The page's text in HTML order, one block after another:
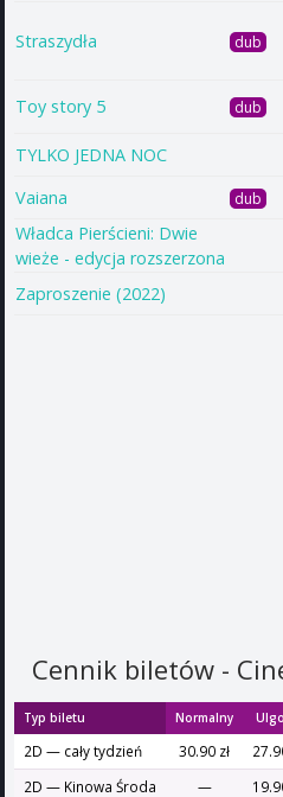
Straszydła dub
Toy story 5 dub
TYLKO JEDNA NOC
Vaiana dub
Władca Pierścieni: Dwie
wieże - edycja rozszerzona
Zaproszenie (2022)
Cennik biletów -
Typ biletu Normalny
2D — cały tydzień 30.90 zł
2D — Kinowa Środa
—